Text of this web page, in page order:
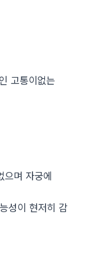
고통이없는
으며 자궁에
성이 현저히 감